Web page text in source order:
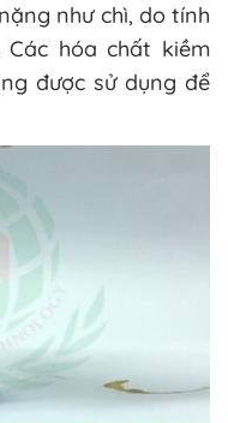
như chì, do tính
hóa chất kiềm
được sử dụng để